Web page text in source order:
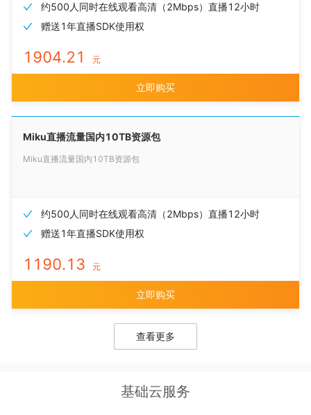
约500人同时在线观看高清（2Mbps）直播12小时
赠送1年直播SDK使用权
1904.21 元
立即购买
Miku直播流量国内10TB资源包
Miku直播流量国内10TB资源包
约500人同时在线观看高清（2Mbps）直播12小时
赠送1年直播SDK使用权
1190.13 元
立即购买
查看更多
基础云服务